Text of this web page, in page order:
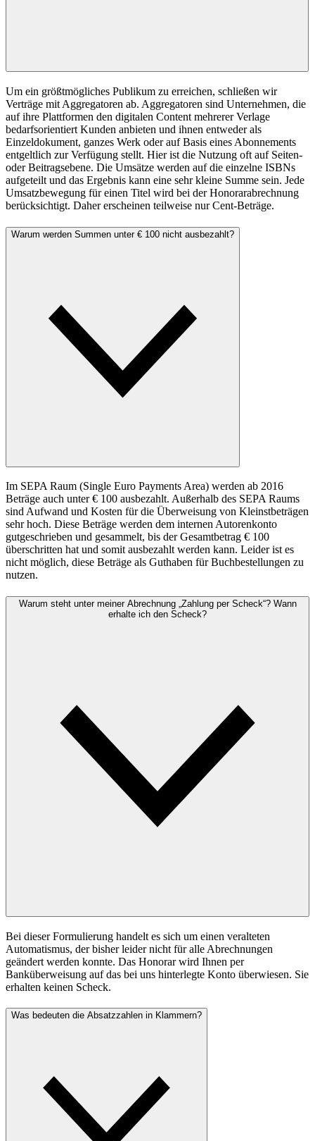
Um ein größtmögliches Publikum zu erreichen, schließen wir
Verträge mit Aggregatoren ab. Aggregatoren sind Unternehmen, die
auf ihre Plattformen den digitalen Content mehrerer Verlage
bedarfsorientiert Kunden anbieten und ihnen entweder als
Einzeldokument, ganzes Werk oder auf Basis eines Abonnements
entgeltlich zur Verfügung stellt. Hier ist die Nutzung oft auf Seiten-
oder Beitragsebene. Die Umsätze werden auf die einzelne ISBNs
aufgeteilt und das Ergebnis kann eine sehr kleine Summe sein. Jede
Umsatzbewegung für einen Titel wird bei der Honorarabrechnung
berücksichtigt. Daher erscheinen teilweise nur Cent-Beträge.
Warum werden Summen unter € 100 nicht ausbezahlt?
Im SEPA Raum (Single Euro Payments Area) werden ab 2016
Beträge auch unter € 100 ausbezahlt. Außerhalb des SEPA Raums
sind Aufwand und Kosten für die Überweisung von Kleinstbeträgen
sehr hoch. Diese Beträge werden dem internen Autorenkonto
gutgeschrieben und gesammelt, bis der Gesamtbetrag € 100
überschritten hat und somit ausbezahlt werden kann. Leider ist es
nicht möglich, diese Beträge als Guthaben für Buchbestellungen zu
nutzen.
Warum steht unter meiner Abrechnung „Zahlung per Scheck“? Wann
erhalte ich den Scheck?
Bei dieser Formulierung handelt es sich um einen veralteten
Automatismus, der bisher leider nicht für alle Abrechnungen
geändert werden konnte. Das Honorar wird Ihnen per
Banküberweisung auf das bei uns hinterlegte Konto überwiesen. Sie
erhalten keinen Scheck.
Was bedeuten die Absatzzahlen in Klammern?